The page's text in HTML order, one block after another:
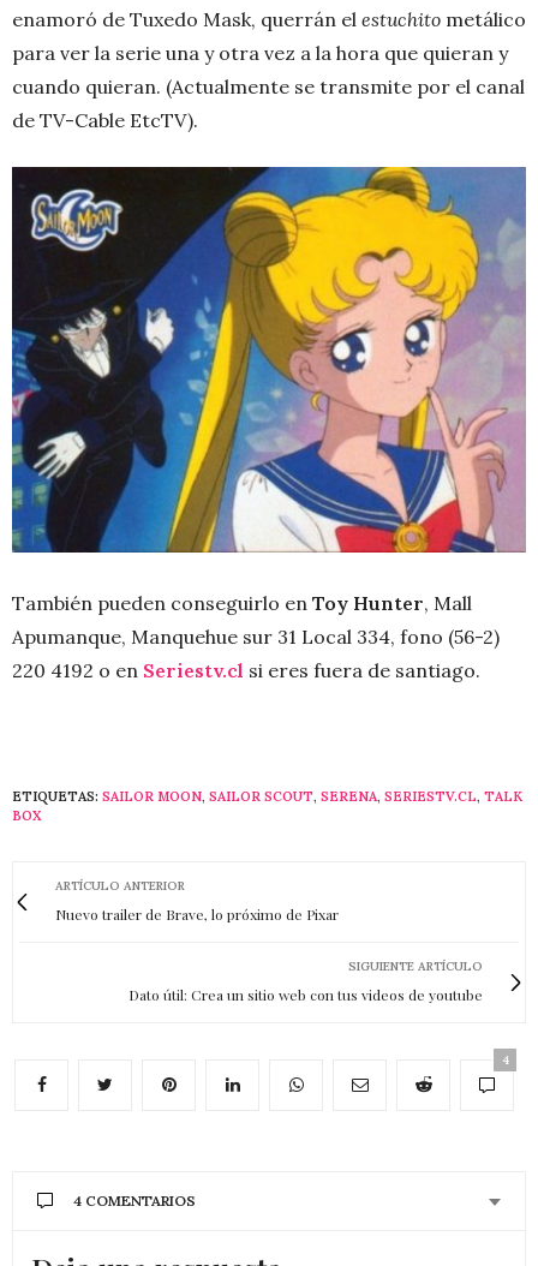
enamoró de Tuxedo Mask, querrán el estuchito metálico
para ver la serie una y otra vez a la hora que quieran y
cuando quieran. (Actualmente se transmite por el canal
de TV-Cable EtcTV).
También pueden conseguirlo en Toy Hunter, Mall
Apumanque, Manquehue sur 31 Local 334, fono (56-2)
220 4192 o en Seriestv.cl si eres fuera de santiago.
ETIQUETAS: SAILOR MOON, SAILOR SCOUT, SERENA, SERIESTV.CL, TALK
BOX
ARTÍCULO ANTERIOR
Nuevo trailer de Brave, lo próximo de Pixar
SIGUIENTE ARTÍCULO
Dato útil: Crea un sitio web con tus videos de youtube
4
4 COMENTARIOS